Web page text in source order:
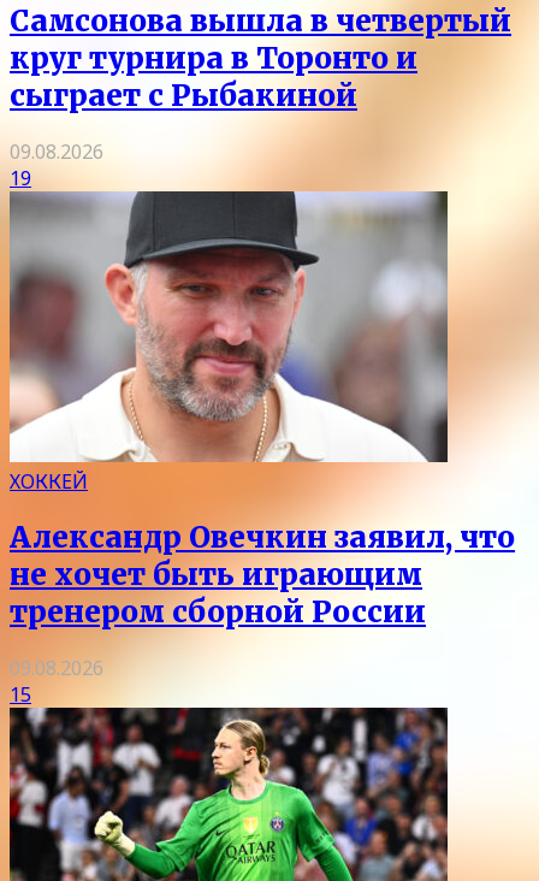
Самсонова вышла в четвертый
круг турнира в Торонто и
сыграет с Рыбакиной
09.08.2026
19
ХОККЕЙ
Александр Овечкин заявил, что
не хочет быть играющим
тренером сборной России
09.08.2026
15